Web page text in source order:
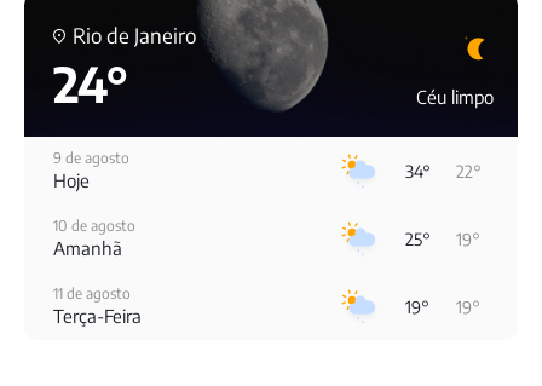
Rio de Janeiro
24° Céu limpo
9 de agosto
Hoje 34° 22°
10 de agosto
Amanhã 25° 19°
11 de agosto
Terça-Feira 19° 19°